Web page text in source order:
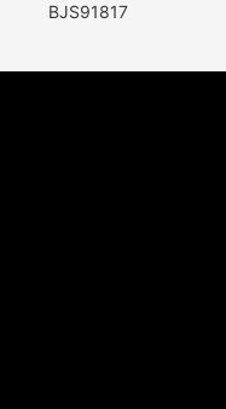
BJS91817